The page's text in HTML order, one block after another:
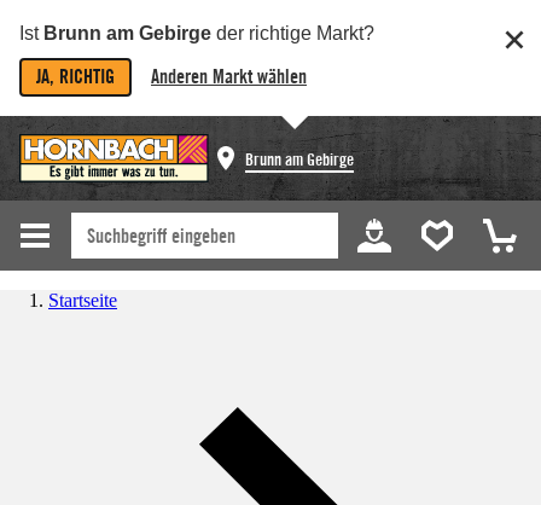
Ist Brunn am Gebirge der richtige Markt?
JA, RICHTIG Anderen Markt wählen
Brunn am Gebirge
Startseite